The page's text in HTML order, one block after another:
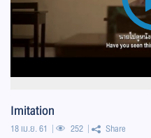
Imitation
18 เม.ย. 61 252 Share